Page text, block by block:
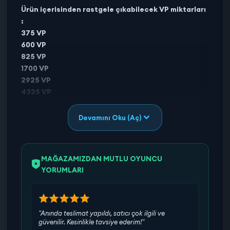
Ürün içerisinden rastgele çıkabilecek VP miktarları
:
375 VP
600 VP
825 VP
1700 VP
2925 VP
4325 VP
adresinize veya Siparişlerim kısmına sistem
tarafından VP kodu iletilecektir.
geliştirilen popüler bir taktiksel nişancı oyunu olan
Valorant'ta kullanılan oyun içi para birimidir. VP,
oyuncuların çeşitli oyun içi öğeleri ve hizmetleri
Devamını Oku (Aç)
MAĞAZAMIZDAN MUTLU OYUNCU
YORUMLARI
"Anında teslimat yapıldı, satıcı çok ilgili ve
güvenilir. Kesinlikle tavsiye ederim!"